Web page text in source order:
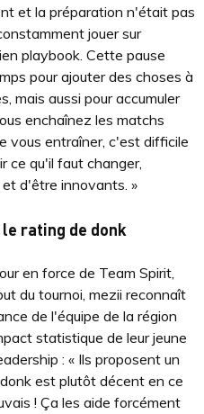
et la préparation n'était pas
jouer sur
playbook. Cette pause
pour ajouter des choses à
mais aussi pour accumuler
enchaînez les matchs
vous entraîner, c'est difficile
ce qu'il faut changer,
d'être innovants. »
rating de donk
en force de Team Spirit,
du tournoi, mezii reconnaît
de l'équipe de la région
statistique de leur jeune
: « Ils proposent un
est plutôt décent en ce
! Ça les aide forcément